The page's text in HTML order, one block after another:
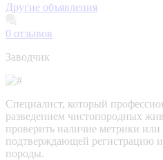
Другие объявления
0 отзывов
Заводчик
Специалист, который
разведением чистопородных
проверить наличие метрики или
подтверждающей регистрацию и
породы.